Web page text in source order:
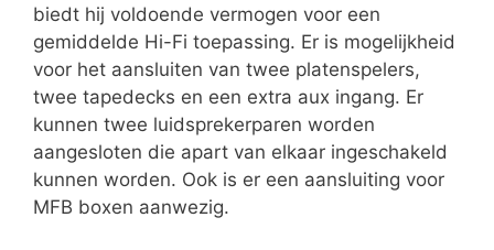
biedt hij voldoende vermogen voor een
gemiddelde Hi-Fi toepassing. Er is mogelijkheid
voor het aansluiten van twee platenspelers,
twee tapedecks en een extra aux ingang. Er
kunnen twee luidsprekerparen worden
aangesloten die apart van elkaar ingeschakeld
kunnen worden. Ook is er een aansluiting voor
MFB boxen aanwezig.